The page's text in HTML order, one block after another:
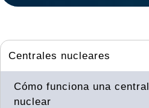
Centrales nucleares
Cómo funciona una central
nuclear